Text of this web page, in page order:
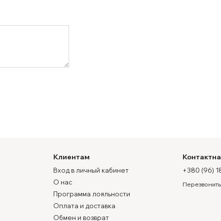
Клиентам
Вход в личный кабинет
О нас
Программа лояльности
Оплата и доставка
Обмен и возврат
+380 (96)